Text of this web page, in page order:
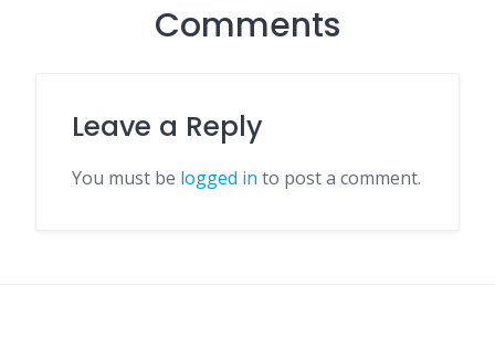
Comments
Leave a Reply
You must be logged in to post a comment.